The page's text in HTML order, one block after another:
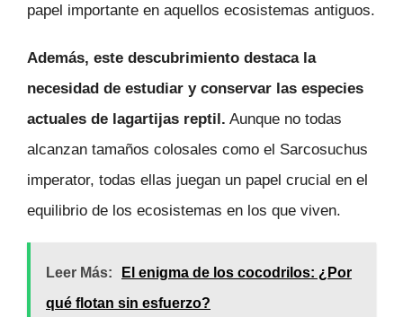
papel importante en aquellos ecosistemas antiguos.
Además, este descubrimiento destaca la
necesidad de estudiar y conservar las especies
actuales de lagartijas reptil. Aunque no todas
alcanzan tamaños colosales como el Sarcosuchus
imperator, todas ellas juegan un papel crucial en el
equilibrio de los ecosistemas en los que viven.
Leer Más:
El enigma de los cocodrilos: ¿Por
qué flotan sin esfuerzo?